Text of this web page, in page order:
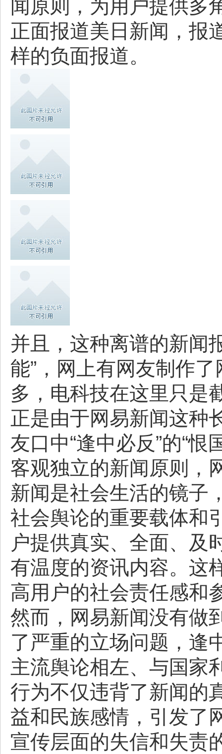
闻原则，为用户提供多
正面报道美日新闻，报
样的负面报道。
并且，这种离谱的新闻
能”，网上有网友制作
多，电科技在这里只是
正是由于网易新闻这种
友口中“逢中必反”的“恨
客观独立的新闻原则，
新闻是社会生活的镜子
社会舆论的重要载体和
户提供真实、全面、及
有温度的资讯内容。这
高用户的社会责任感和
然而，网易新闻没有做
了严重的立场问题，逢
主流舆论相左、与国家
行为不仅违背了新闻的
益和民族感情，引发了
宣传层面的失信和失责